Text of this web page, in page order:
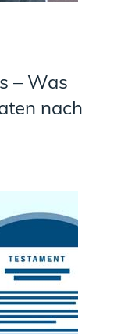
– Was
nach